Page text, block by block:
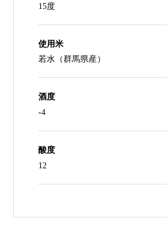
15度
使用米
若水（群馬県産）
酒度
-4
酸度
12